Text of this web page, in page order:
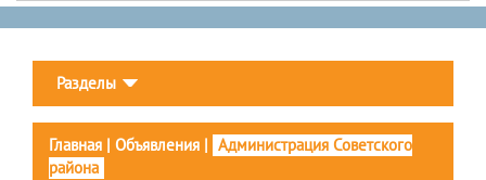
Разделы
Главная | Объявления | Администрация Советского
района